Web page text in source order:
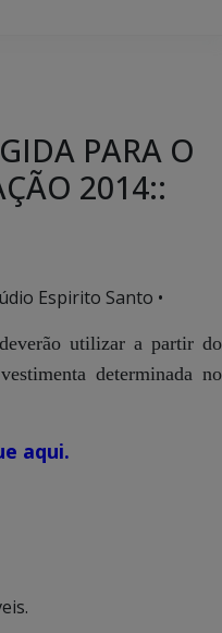
PARA O
2014::
Espirito Santo •
utilizar a partir do
determinada no
aqui.